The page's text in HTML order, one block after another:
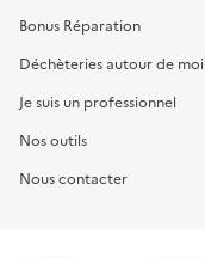
Bonus Réparation
Déchèteries autour de moi
Je suis un professionnel
Nos outils
Nous contacter